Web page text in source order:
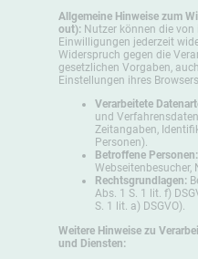
Allgemeine Hinweise zum
out): Nutzer können die
Einwilligungen jederzeit
Widerspruch gegen die
gesetzlichen Vorgaben,
Einstellungen ihres
Verarbeitete
und
Zeitangaben,
Personen).
Betroffene Personen:
Webseitenbesucher,
Rechtsgrundlagen:
Abs. 1 S. 1 lit. f)
S. 1 lit. a) DSGVO).
Weitere Hinweise zu
und Diensten: